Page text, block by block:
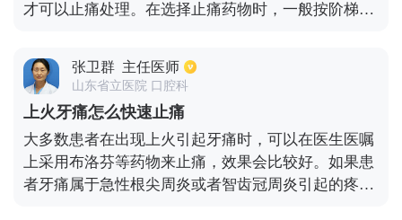
才可以止痛处理。在选择止痛药物时，一般按阶梯给
林、泰勒宁等药物，可以镇痛消炎。如果患者是中度
疼痛，可以应用可待因等弱阿片类药物。如果患者是
重度疼痛的情况，可以使用吗啡注射液、杜冷丁针剂
等。此外，芬太尼透皮贴也具有止痛的作用，但是需
要经过肿瘤科及麻醉科医师会诊之后，才能够决定是
否能使用。在进行止痛治疗之前，需要对患者做抗感
染的治疗，这是快速止痛的根本。
张卫群 主任医师
山东省立医院 口腔科
上火牙痛怎么快速止痛
大多数患者在出现上火引起牙痛时，可以在医生医嘱
上采用布洛芬等药物来止痛，效果会比较好。如果患
者牙痛属于急性根尖周炎或者智齿冠周炎引起的疼